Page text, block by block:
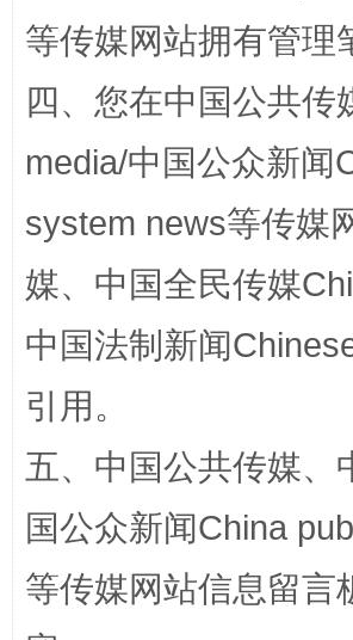
阿坝州三大球赛在茂县开幕
国家大学科技园优化重塑工作
等传媒网站拥有管理
四、您在中国公共传
media/中国公众新闻
system news等传媒
媒、中国全民传媒
中国法制新闻
引用。
五、中国公共传媒、
国公众新闻China
等传媒网站信息留言